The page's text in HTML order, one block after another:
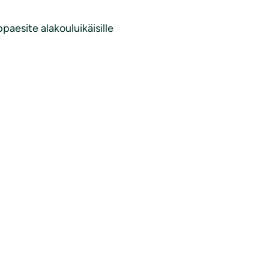
alakouluikäisille